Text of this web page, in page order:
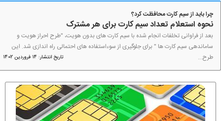
چرا باید از سیم کارت محافظت کرد؟
نحوه استعلام تعداد سیم کارت برای هر مشترک
بعد از فراوانی تخلفات انجام شده با سیم کارت های بدون هویت، "طرح احراز هویت و
ساماندهی سیم کارت ها " برای جلوگیری از سوءاستفاده های احتمالی راه اندازی شد. این
طرح...
تاریخ انتشار: 14 فروردین 1402